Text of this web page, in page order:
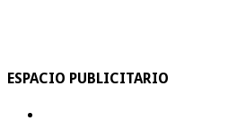
ESPACIO PUBLICITARIO